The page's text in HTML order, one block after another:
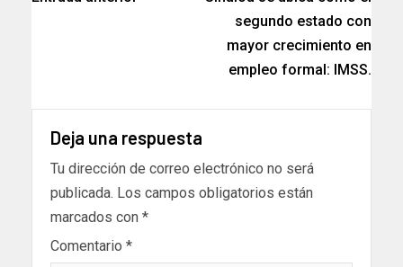
segundo estado con
mayor crecimiento en
empleo formal: IMSS.
Deja una respuesta
Tu dirección de correo electrónico no será
publicada. Los campos obligatorios están
marcados con *
Comentario *